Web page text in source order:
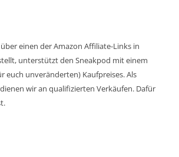
einen der Amazon Affiliate-Links in
unterstützt den Sneakpod mit einem
euch unveränderten) Kaufpreises. Als
wir an qualifizierten Verkäufen. Dafür